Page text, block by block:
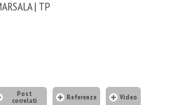
| TP
Post
correlati Referenze Video